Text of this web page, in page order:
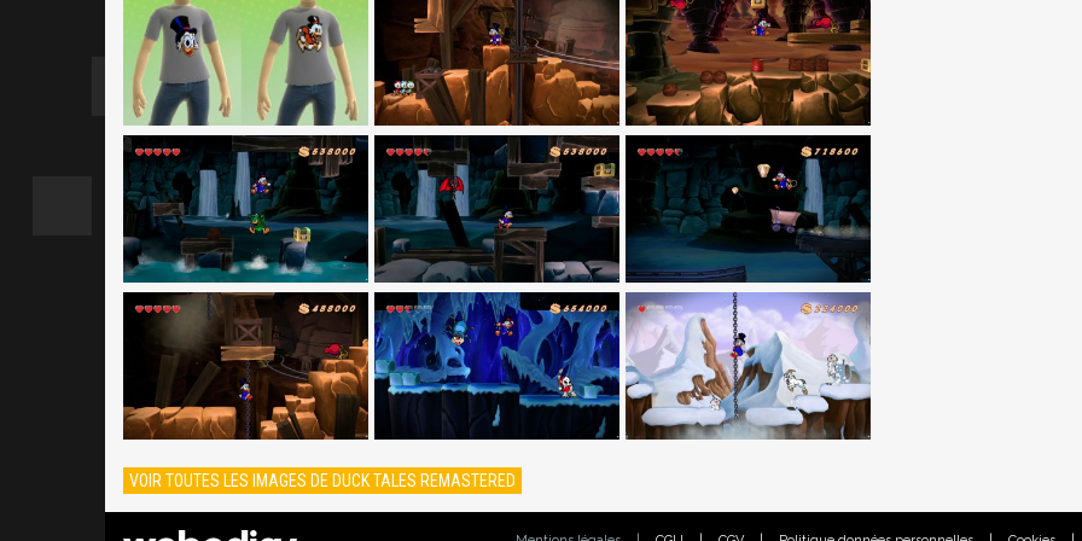
VOIR TOUTES LES IMAGES DE DUCK TALES REMASTERED